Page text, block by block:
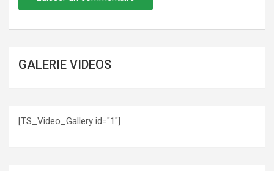
GALERIE VIDEOS
[TS_Video_Gallery id="1"]